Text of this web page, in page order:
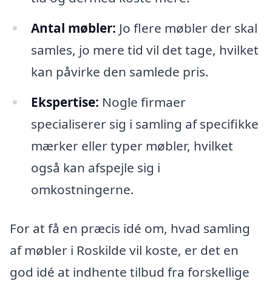
Antal møbler: Jo flere møbler der skal
samles, jo mere tid vil det tage, hvilket
kan påvirke den samlede pris.
Ekspertise: Nogle firmaer
specialiserer sig i samling af specifikke
mærker eller typer møbler, hvilket
også kan afspejle sig i
omkostningerne.
For at få en præcis idé om, hvad samling
af møbler i Roskilde vil koste, er det en
god idé at indhente tilbud fra forskellige